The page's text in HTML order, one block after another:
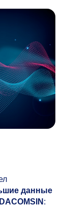
данные
DACOMSIN :